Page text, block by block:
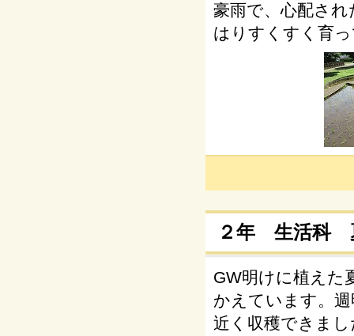
豪雨で、心配さ
はりすくすく育
２年 生活科
GW明けに植えた
かえています。
近く収穫できま